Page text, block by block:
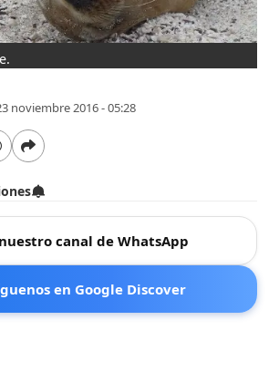
noviembre 2016 - 05:28
canal de WhatsApp
en Google Discover